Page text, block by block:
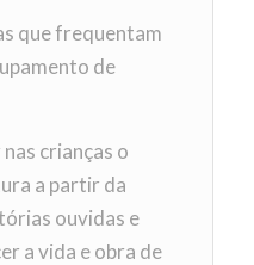
que frequentam
de
crianças o
a partir da
ouvidas e
a vida e obra de